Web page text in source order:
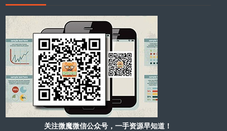
关注微魔微信公众号，一手资源早知道！